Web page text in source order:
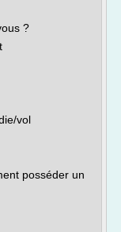
?
vol
posséder un